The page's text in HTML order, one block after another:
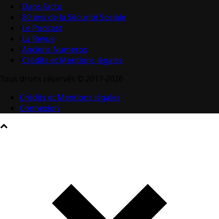
Dans l’actu
80 ans de la Sécurité Sociale
Le Podcast
La Revue
Anciens Numéros
Crédits et Mentions légales
Crédits et Mentions légales
Connexion